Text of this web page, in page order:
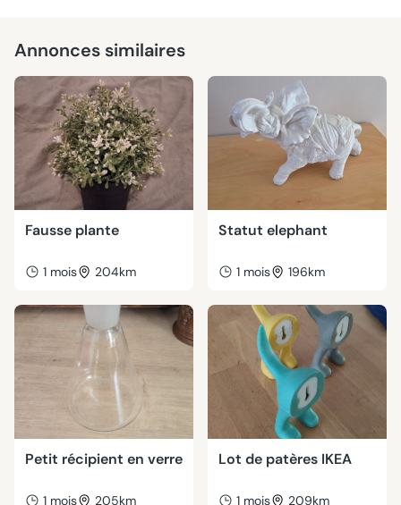
Annonces similaires
Fausse plante
1 mois 204km
Statut elephant
1 mois 196km
Petit récipient en verre
1 mois 205km
Lot de patères IKEA
1 mois 209km